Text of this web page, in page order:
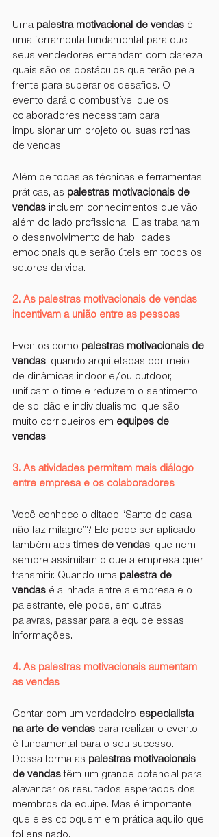
Uma palestra motivacional de vendas é
uma ferramenta fundamental para que
seus vendedores entendam com clareza
quais são os obstáculos que terão pela
frente para superar os desafios. O
evento dará o combustível que os
colaboradores necessitam para
impulsionar um projeto ou suas rotinas
de vendas.
Além de todas as técnicas e ferramentas
práticas, as palestras motivacionais de
vendas incluem conhecimentos que vão
além do lado profissional. Elas trabalham
o desenvolvimento de habilidades
emocionais que serão úteis em todos os
setores da vida.
2. As palestras motivacionais de vendas
incentivam a união entre as pessoas
Eventos como palestras motivacionais de
vendas, quando arquitetadas por meio
de dinâmicas indoor e/ou outdoor,
unificam o time e reduzem o sentimento
de solidão e individualismo, que são
muito corriqueiros em equipes de
vendas.
3. As atividades permitem mais diálogo
entre empresa e os colaboradores
Você conhece o ditado “Santo de casa
não faz milagre”? Ele pode ser aplicado
também aos times de vendas, que nem
sempre assimilam o que a empresa quer
transmitir. Quando uma palestra de
vendas é alinhada entre a empresa e o
palestrante, ele pode, em outras
palavras, passar para a equipe essas
informações.
4. As palestras motivacionais aumentam
as vendas
Contar com um verdadeiro especialista
na arte de vendas para realizar o evento
é fundamental para o seu sucesso.
Dessa forma as palestras motivacionais
de vendas têm um grande potencial para
alavancar os resultados esperados dos
membros da equipe. Mas é importante
que eles coloquem em prática aquilo que
foi ensinado.